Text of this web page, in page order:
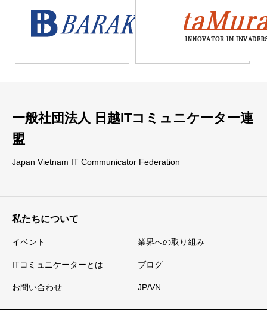
一般社団法人 日越ITコミュニケーター連
盟
Japan Vietnam IT Communicator Federation
私たちについて
イベント 業界への取り組み
ITコミュニケーターとは ブログ
お問い合わせ JP/VN